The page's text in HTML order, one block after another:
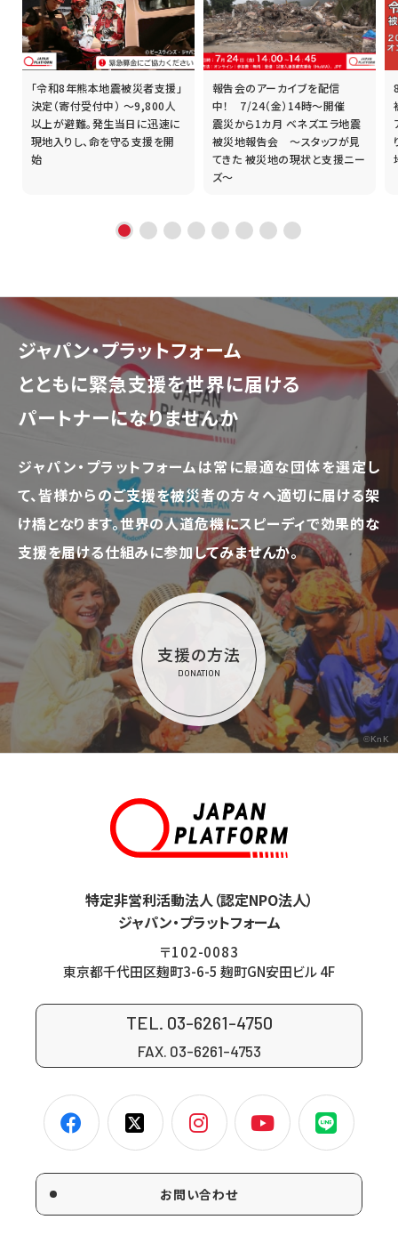
「令和8年熊本地震被災者支援」
決定（寄付受付中） ～9,800人
以上が避難。発生当日に迅速に
現地入りし、命を守る支援を開
始
報告会のアーカイブを配信
中！ 7/24（金）14時～開催
震災から1カ月 ベネズエラ地震
被災地報告会 ～スタッフが見
てきた 被災地の現状と支援ニー
ズ～
ジャパン・プラットフォーム
とともに緊急支援を世界に届ける
パートナーになりませんか
ジャパン・プラットフォームは常に最適な団体を選定し
て、皆様からのご支援を被災者の方々へ適切に届ける架
け橋となります。世界の人道危機にスピーディで効果的な
支援を届ける仕組みに参加してみませんか。
支援の方法
DONATION
©KnK
特定非営利活動法人（認定NPO法人）
ジャパン・プラットフォーム
〒102-0083
東京都千代田区麹町3-6-5 麹町GN安田ビル 4F
TEL. 03-6261-4750
FAX. 03-6261-4753
お問い合わせ